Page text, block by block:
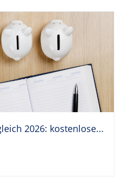
2026: kostenlose...